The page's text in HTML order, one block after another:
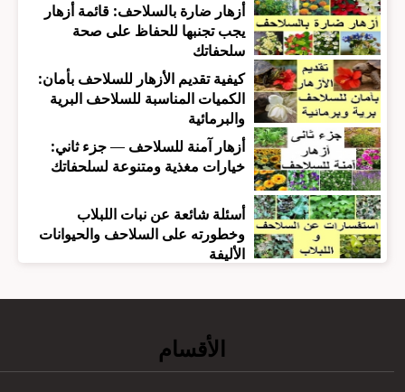
أزهار ضارة بالسلاحف: قائمة أزهار
يجب تجنبها للحفاظ على صحة
سلحفاتك
كيفية تقديم الأزهار للسلاحف بأمان:
الكميات المناسبة للسلاحف البرية
والبرمائية
أزهار آمنة للسلاحف — جزء ثاني:
خيارات مغذية ومتنوعة لسلحفاتك
أسئلة شائعة عن نبات اللبلاب
وخطورته على السلاحف والحيوانات
الأليفة
الأقسام